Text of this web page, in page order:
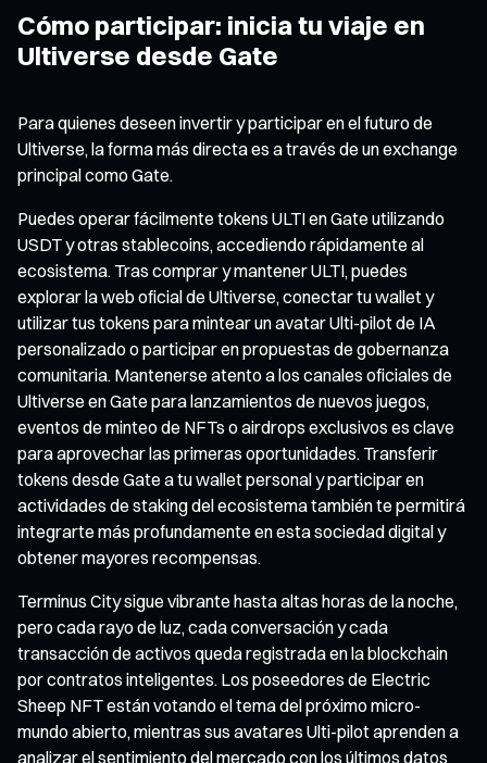
Cómo participar: inicia tu viaje en
Ultiverse desde Gate
Para quienes deseen invertir y participar en el futuro de
Ultiverse, la forma más directa es a través de un exchange
principal como Gate.
Puedes operar fácilmente tokens ULTI en Gate utilizando
USDT y otras stablecoins, accediendo rápidamente al
ecosistema. Tras comprar y mantener ULTI, puedes
explorar la web oficial de Ultiverse, conectar tu wallet y
utilizar tus tokens para mintear un avatar Ulti-pilot de IA
personalizado o participar en propuestas de gobernanza
comunitaria. Mantenerse atento a los canales oficiales de
Ultiverse en Gate para lanzamientos de nuevos juegos,
eventos de minteo de NFTs o airdrops exclusivos es clave
para aprovechar las primeras oportunidades. Transferir
tokens desde Gate a tu wallet personal y participar en
actividades de staking del ecosistema también te permitirá
integrarte más profundamente en esta sociedad digital y
obtener mayores recompensas.
Terminus City sigue vibrante hasta altas horas de la noche,
pero cada rayo de luz, cada conversación y cada
transacción de activos queda registrada en la blockchain
por contratos inteligentes. Los poseedores de Electric
Sheep NFT están votando el tema del próximo micro-
mundo abierto, mientras sus avatares Ulti-pilot aprenden a
analizar el sentimiento del mercado con los últimos datos